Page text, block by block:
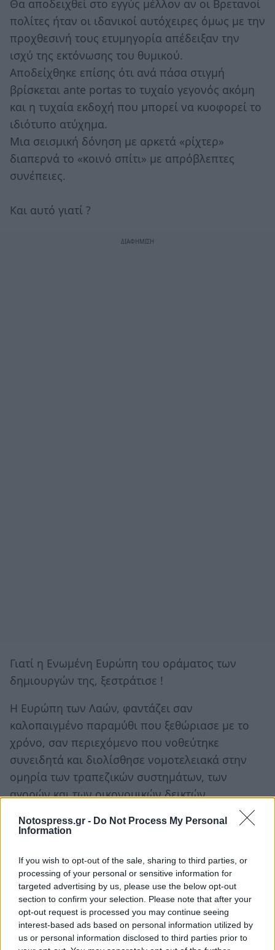
Notospress.gr - Do Not Process My Personal
Information
If you wish to opt-out of the sale, sharing to third parties, or
processing of your personal or sensitive information for
targeted advertising by us, please use the below opt-out
section to confirm your selection. Please note that after your
opt-out request is processed you may continue seeing
interest-based ads based on personal information utilized by
us or personal information disclosed to third parties prior to
Θα αποδειχθεί στο εγγύς μέλλον αν οι Βρετανοί
πολίτες ήταν οι ιδανικοί αυτόχειρες όμως με την
προχθεσινή τους ετυμηγορία απέδειξαν την
ισχύ της εκτόνωσης του θυμικού.
Αποδείχθηκε επίσης ότι ανά πάσα στιγμή
βρίσκεται ante portas το τυχαίο γεγονός ακόμη
και η τυχαία εκδοχή που μπορεί να κυοφορεί το
ιδιότυπο ατύχημα.
Μια σεισμική δόνηση με αρκετά «ρίχτερ»
διαπερνά το «κοινό σπίτι» με απρόβλεπτες
συνέπειες.
Και αυτό γιατί ?
Γιατί η Ενωμένη Ευρώπη του οράματος των
δημιουργών της, ξεστράτισε !
Η Ευρώπη των Λαών, φαντάζει σαν
καλοπαιγμένο παραμύθι που ξεθώριασε με το
χρόνο, σαν περιεχόμενο που νοθεύτηκε
συνειδητά και διολίσθησε νομοτελειακά στην
ομηρία των τραπεζικών συστημάτων, των
αγορών και των οικονομικών δεικτών.
Και σαν να μην έφταναν όλα αυτά, ένα θλιβερό «
Γερμανών άτεγκτων σφραγιδοφυλάκων
επικαθορίζει και οριοθετεί το υπαρξιακό
περίγραμμα της Ε.Ε. και το ταυτίζει δυστυχώς
μόνον με τα στενά Εθνικά τους συμφέροντα.
Η Ενωμένη Ευρώπη πρέπει όμως να υπάρχει !